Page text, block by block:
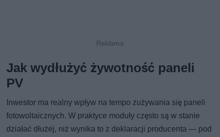
Jak wydłużyć żywotność paneli
PV
Inwestor ma realny wpływ na tempo zużywania się paneli
fotowoltaicznych. W praktyce moduły często są w stanie
działać dłużej, niż wynika to z deklaracji producenta — pod